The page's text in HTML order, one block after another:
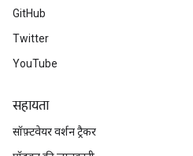
GitHub
Twitter
YouTube
सहायता
सॉफ़्टवेयर वर्शन ट्रैकर